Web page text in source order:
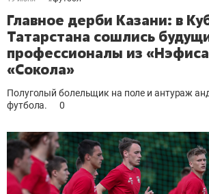
Главное дерби Казани: в
Татарстана сошлись
профессионалы из
«Сокола»
Полуголый болельщик на поле и антураж
футбола.
0